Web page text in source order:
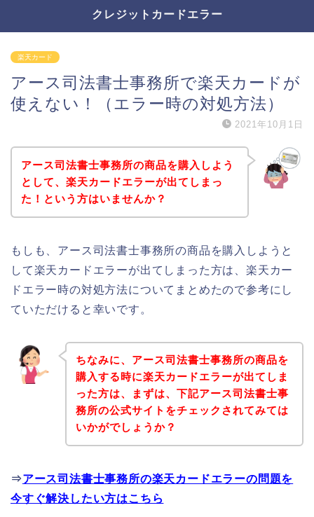
クレジットカードエラー
楽天カード
アース司法書士事務所で楽天カードが
使えない！（エラー時の対処方法）
2021年10月1日
アース司法書士事務所の商品を購入しよう
として、楽天カードエラーが出てしまっ
た！という方はいませんか？
もしも、アース司法書士事務所の商品を購入しようと
して楽天カードエラーが出てしまった方は、楽天カー
ドエラー時の対処方法についてまとめたので参考にし
ていただけると幸いです。
ちなみに、アース司法書士事務所の商品を
購入する時に楽天カードエラーが出てしま
った方は、まずは、下記アース司法書士事
務所の公式サイトをチェックされてみては
いかがでしょうか？
⇒アース司法書士事務所の楽天カードエラーの問題を
今すぐ解決したい方はこちら